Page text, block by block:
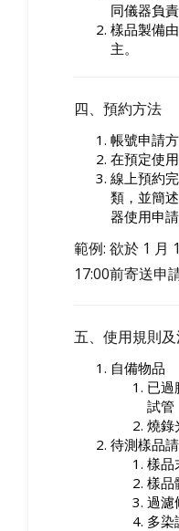
同儀器負
樣品製備
主。
四、預約方法
帳號申請
在預定使
線上預約
類，並簡
器使用申
範例: 欲於 1 月
17:00前寄送申
五、使用規則
自備物品
已過
試管
燒錄
待測樣品
樣品
樣品
過濾
多染